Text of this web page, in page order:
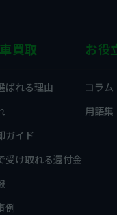
買取
ばれる理由
ガイド
受け取れる還付金
例
お役
コラム
用語集